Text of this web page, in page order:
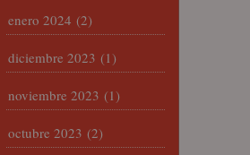
enero 2024 (2)
diciembre 2023 (1)
noviembre 2023 (1)
octubre 2023 (2)